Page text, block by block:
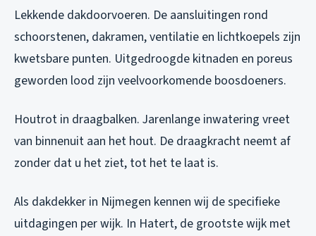
Lekkende dakdoorvoeren. De aansluitingen rond
schoorstenen, dakramen, ventilatie en lichtkoepels zijn
kwetsbare punten. Uitgedroogde kitnaden en poreus
geworden lood zijn veelvoorkomende boosdoeners.
Houtrot in draagbalken. Jarenlange inwatering vreet
van binnenuit aan het hout. De draagkracht neemt af
zonder dat u het ziet, tot het te laat is.
Als dakdekker in Nijmegen kennen wij de specifieke
uitdagingen per wijk. In Hatert, de grootste wijk met